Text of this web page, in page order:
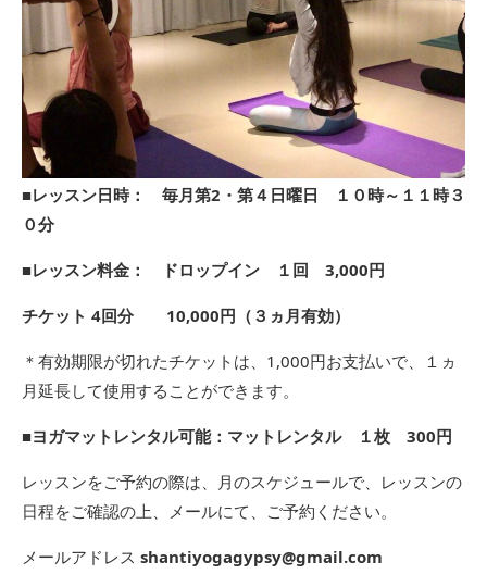
■レッスン日時： 毎月第2・第４日曜日 １０時～１１時３
０分
■レッスン料金： ドロップイン １回 3,000円
チケット 4回分 10,000円（３ヵ月有効）
＊有効期限が切れたチケットは、1,000円お支払いで、１ヵ
月延長して使用することができます。
■ヨガマットレンタル可能：マットレンタル １枚 300円
レッスンをご予約の際は、月のスケジュールで、レッスンの
日程をご確認の上、メールにて、ご予約ください。
メールアドレス shantiyogagypsy@gmail.com